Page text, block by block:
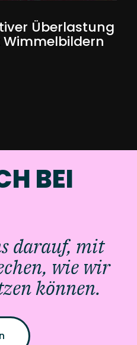
Überlastung
BEI
darauf, mit
wie wir
können.